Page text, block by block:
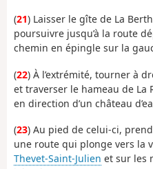
(21) Laisser le gîte de La
poursuivre jusqu’à la route
chemin en épingle sur la
(22) À l’extrémité, tourner à
et traverser le hameau de La
en direction d’un château
(23) Au pied de celui-ci,
une route qui plonge vers la
Thevet-Saint-Julien et sur les